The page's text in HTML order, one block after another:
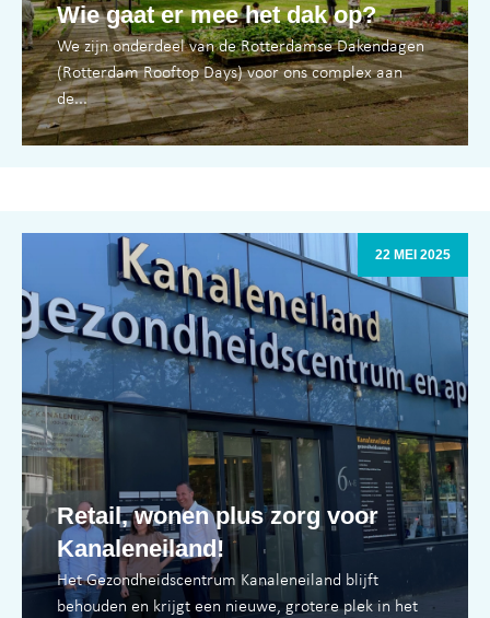
Wie gaat er mee het dak op?
We zijn onderdeel van de Rotterdamse Dakendagen
(Rotterdam Rooftop Days) voor ons complex aan
de...
Retail, wonen plus zorg voor
Kanaleneiland!
22 MEI 2025
Het Gezondheidscentrum Kanaleneiland blijft
behouden en krijgt een nieuwe, grotere plek in het